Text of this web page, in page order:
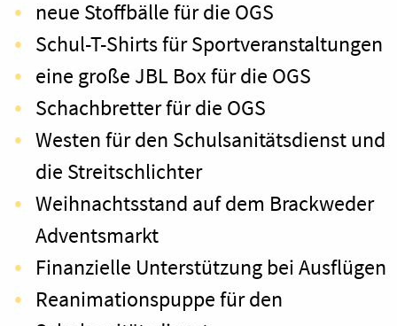
neue Stoffbälle für die OGS
Schul-T-Shirts für Sportveranstaltungen
eine große JBL Box für die OGS
Schachbretter für die OGS
Westen für den Schulsanitätsdienst und
die Streitschlichter
Weihnachtsstand auf dem Brackweder
Adventsmarkt
Finanzielle Unterstützung bei Ausflügen
Reanimationspuppe für den